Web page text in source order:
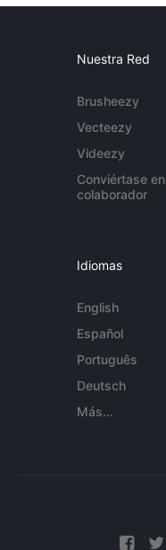
Nuestra Red
Brusheezy
Vecteezy
Videezy
Conviértase en
colaborador
Idiomas
English
Español
Português
Deutsch
Más...